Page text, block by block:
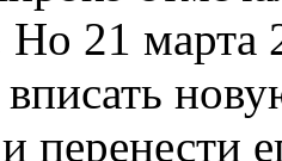
Но 21 марта
перенести